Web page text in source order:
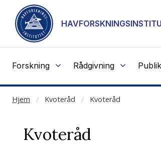
Gå til hovedinnhold
Forskning Rådgivning
Hjem Kvoteråd Kvoteråd
NOT CACHED
Kvoteråd